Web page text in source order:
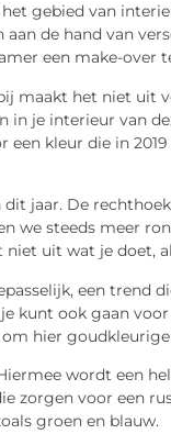
gebied van
de hand van
een make-over
maakt het niet uit
in je interieur van
een kleur die in
jaar. De
we steeds meer
uit wat je doet,
een trend
kunt ook gaan
hier
wordt een
zorgen voor een
groen en blauw.